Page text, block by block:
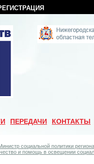
ПЕРЕДАЧИ КОНТАКТЫ
социальной политики
и помощь в освещении